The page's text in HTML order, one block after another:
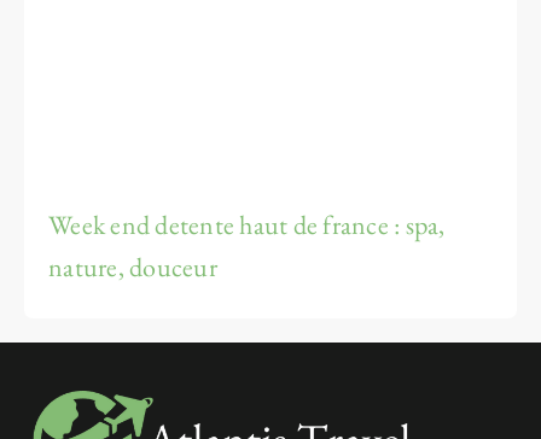
Week end detente haut de france : spa,
nature, douceur